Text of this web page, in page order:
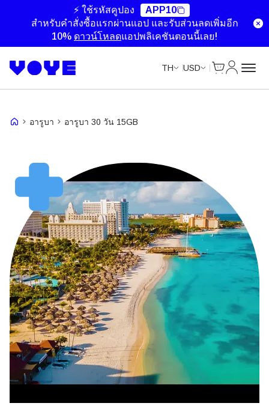
⚡ ใช้รหัสคูปอง
APP10
สำหรับคำสั่งซื้อแรกผ่านแอป และรับส่วนลดเพิ่มอีก
10% ดาวน์โหลดแอปพลิเคชันตอนนี้เลย!
TH USD
อารูบา อารูบา 30 วัน 15GB